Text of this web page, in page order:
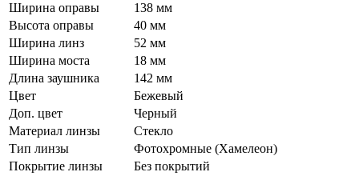
Ширина оправы
138 мм
Высота оправы
40 мм
Ширина линз
52 мм
Ширина моста
18 мм
Длина заушника
142 мм
Цвет
Бежевый
Доп. цвет
Черный
Материал линзы
Стекло
Тип линзы
Фотохромные (Хамелеон)
Покрытие линзы
Без покрытий